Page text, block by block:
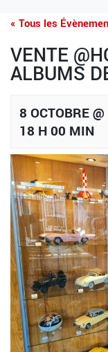
« Tous les
VENTE
ALBUMS
8 OCTOBRE
18 H 00 MIN